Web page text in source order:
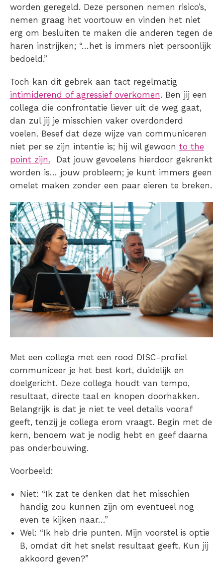
worden geregeld. Deze personen nemen risico’s,
nemen graag het voortouw en vinden het niet
erg om besluiten te maken die anderen tegen de
haren instrijken; “…het is immers niet persoonlijk
bedoeld.”
Toch kan dit gebrek aan tact regelmatig
intimiderend of agressief overkomen. Ben jij een
collega die confrontatie liever uit de weg gaat,
dan zul jij je misschien vaker overdonderd
voelen. Besef dat deze wijze van communiceren
niet per se zijn intentie is; hij wil gewoon to the
point zijn. Dat jouw gevoelens hierdoor gekrenkt
worden is… jouw probleem; je kunt immers geen
omelet maken zonder een paar eieren te breken.
Met een collega met een rood DISC-profiel
communiceer je het best kort, duidelijk en
doelgericht. Deze collega houdt van tempo,
resultaat, directe taal en knopen doorhakken.
Belangrijk is dat je niet te veel details vooraf
geeft, tenzij je collega erom vraagt. Begin met de
kern, benoem wat je nodig hebt en geef daarna
pas onderbouwing.
Voorbeeld:
Niet: “Ik zat te denken dat het misschien
handig zou kunnen zijn om eventueel nog
even te kijken naar…”
Wel: “Ik heb drie punten. Mijn voorstel is optie
B, omdat dit het snelst resultaat geeft. Kun jij
akkoord geven?”